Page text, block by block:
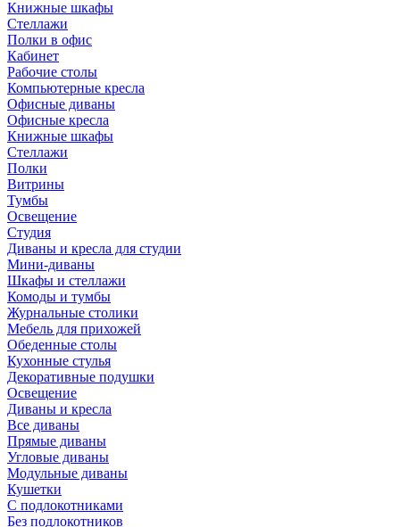
Книжные шкафы
Стеллажи
Полки в офис
Кабинет
Рабочие столы
Компьютерные кресла
Офисные диваны
Офисные кресла
Книжные шкафы
Стеллажи
Полки
Витрины
Тумбы
Освещение
Студия
Диваны и кресла для студии
Мини-диваны
Шкафы и стеллажи
Комоды и тумбы
Журнальные столики
Мебель для прихожей
Обеденные столы
Кухонные стулья
Декоративные подушки
Освещение
Диваны и кресла
Все диваны
Прямые диваны
Угловые диваны
Модульные диваны
Кушетки
С подлокотниками
Без подлокотников